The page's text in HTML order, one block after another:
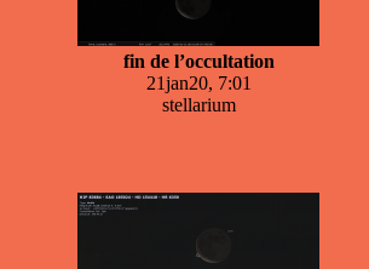
fin de l’occultation
21jan20, 7:01
stellarium